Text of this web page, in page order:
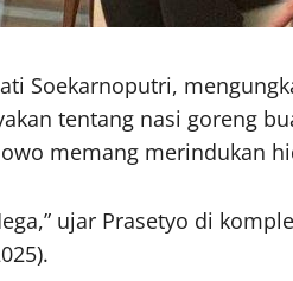
Soekarnoputri,
tentang nasi goreng
memang merindukan
ujar Prasetyo di